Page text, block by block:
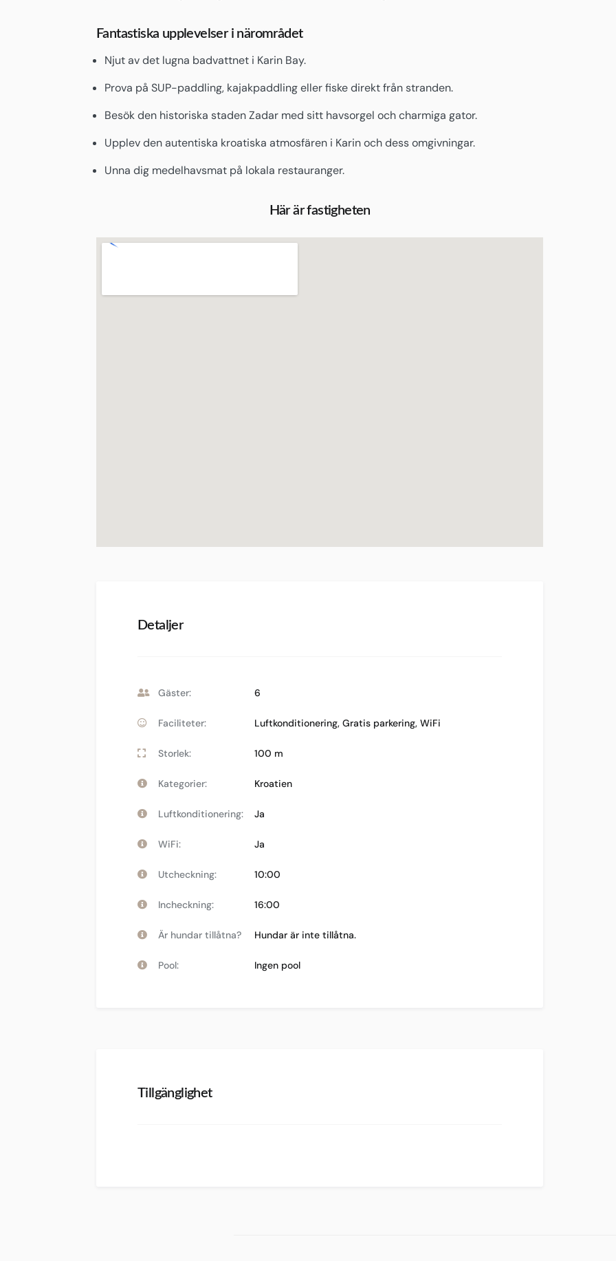
Fantastiska upplevelser i närområdet
Njut av det lugna badvattnet i Karin Bay.
Prova på SUP-paddling, kajakpaddling eller fiske direkt från stranden.
Besök den historiska staden Zadar med sitt havsorgel och charmiga gator.
Upplev den autentiska kroatiska atmosfären i Karin och dess omgivningar.
Unna dig medelhavsmat på lokala restauranger.
Här är fastigheten
Detaljer
Gäster: 6
Faciliteter: Luftkonditionering, Gratis parkering, WiFi
Storlek: 100 m
Kategorier: Kroatien
Luftkonditionering: Ja
WiFi: Ja
Utcheckning: 10:00
Incheckning: 16:00
Är hundar tillåtna? Hundar är inte tillåtna.
Pool: Ingen pool
Tillgänglighet